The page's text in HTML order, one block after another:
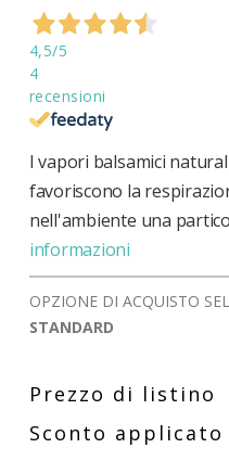
immagini
4,5/5
4
recensioni
I vapori balsamici
favoriscono la
nell'ambiente una
informazioni
OPZIONE DI ACQUISTO
STANDARD